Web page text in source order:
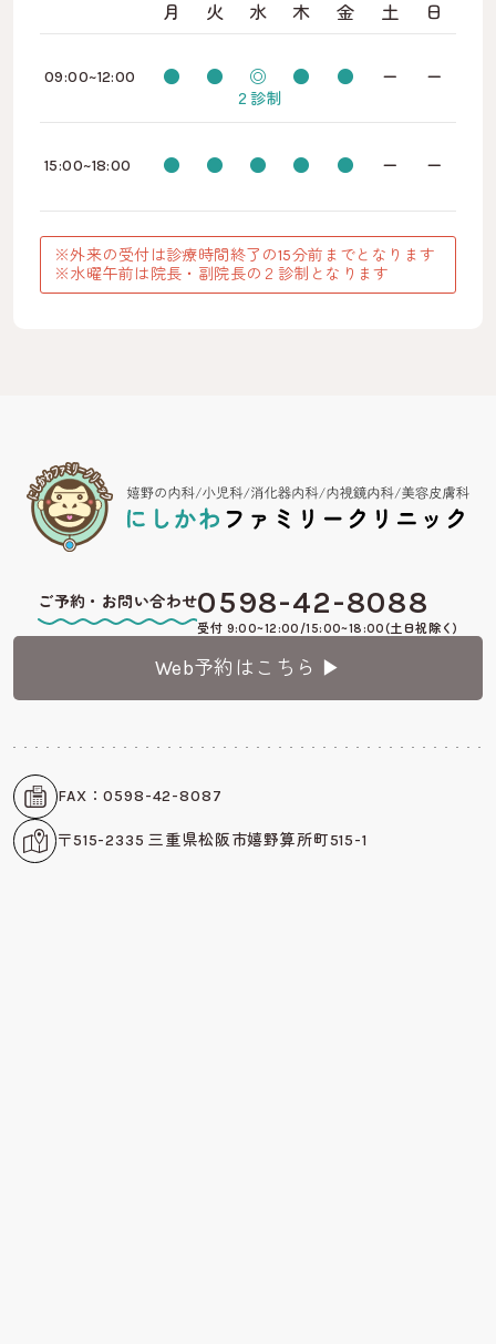
月 火 水 木 金 土 日
09:00~12:00 ● ● ◎
２診制
● ● ー ー
15:00~18:00 ● ● ● ● ● ー ー
※外来の受付は診療時間終了の15分前までとなります
※水曜午前は院長・副院長の２診制となります
ご予約・お問い合わせ0598-42-8088
受付 9:00~12:00/15:00~18:00(土日祝除く)
Web予約はこちら ▶︎
FAX：0598-42-8087
〒515-2335 三重県松阪市嬉野算所町515-1